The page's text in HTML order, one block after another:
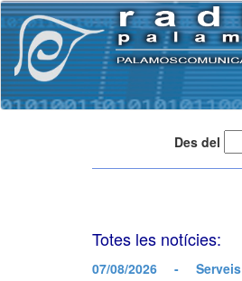
Des del
Totes les notícies:
07/08/2026 - Serveis